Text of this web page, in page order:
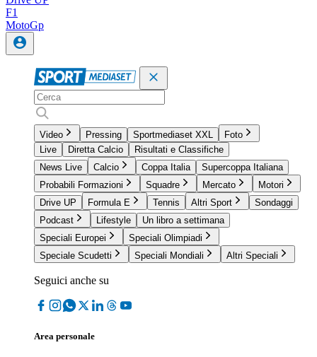
F1
MotoGp
Video Pressing Sportmediaset XXL
Foto
Live
Diretta Calcio
Risultati e Classifiche
News Live
Calcio Coppa Italia
Supercoppa Italiana
Probabili Formazioni
Squadre Mercato
Motori
Drive UP
Formula E Tennis Altri Sport
Sondaggi
Podcast
Lifestyle
Un libro a settimana
Speciali Europei
Speciali Olimpiadi
Speciale Scudetti
Speciali Mondiali Altri Speciali
Seguici anche su
Area personale